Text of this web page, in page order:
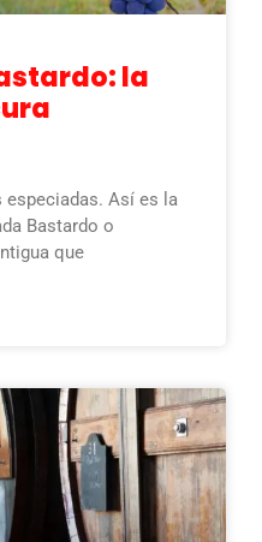
la
especiadas. Así es la
Bastardo o
que